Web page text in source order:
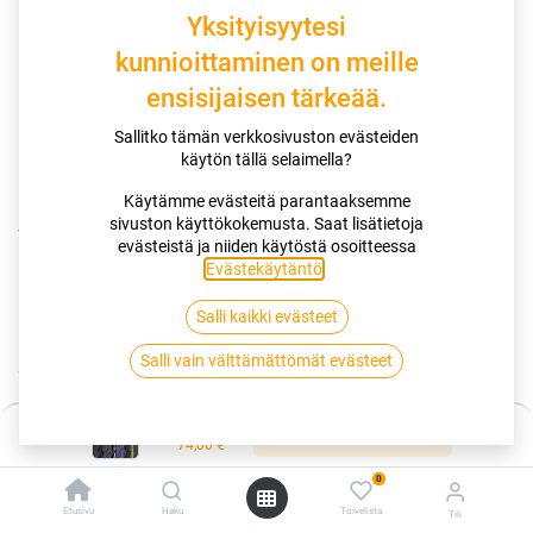
74,00€
Etusivu Haku
0
Toivelista Tili
Kauppa
175/65R14C 90/88T NANKANG CW-25 CARGO GRIP
175/65R14C 90/88T NANKANG CW-
25 CARGO GRIP
74,00€/ kpl
Saatavilla
Yksityisyytesi
kunnioittaminen on meille
ensisijaisen tärkeää.
Sallitko tämän verkkosivuston evästeiden
käytön tällä selaimella?
Käytämme evästeitä parantaaksemme
sivuston käyttökokemusta. Saat lisätietoja
evästeistä ja niiden käytöstä osoitteessa
Evästekäytäntö
Salli kaikki evästeet
Salli vain välttämättömät evästeet